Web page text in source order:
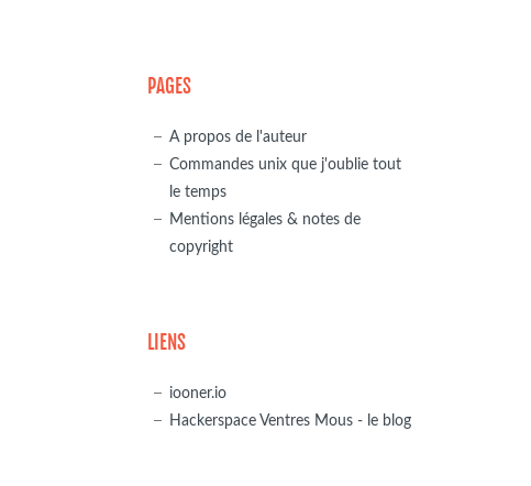
PAGES
A propos de l'auteur
Commandes unix que j'oublie tout
le temps
Mentions légales & notes de
copyright
LIENS
iooner.io
Hackerspace Ventres Mous - le blog